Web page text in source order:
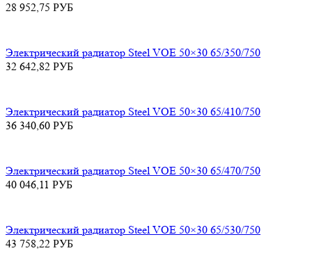
28 952,75 РУБ
Электрический радиатор Steel VOE 50×30 65/350/750
32 642,82 РУБ
Электрический радиатор Steel VOE 50×30 65/410/750
36 340,60 РУБ
Электрический радиатор Steel VOE 50×30 65/470/750
40 046,11 РУБ
Электрический радиатор Steel VOE 50×30 65/530/750
43 758,22 РУБ